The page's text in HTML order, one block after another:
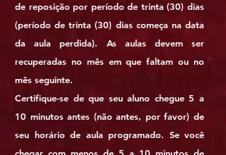
de reposição por período de trinta (30) dias
(período de trinta (30) dias começa na data
da aula perdida). As aulas devem ser
recuperadas no mês em que faltam ou no
mês seguinte.
Certifique-se de que seu aluno chegue 5 a
10 minutos antes (não antes, por favor) de
seu horário de aula programado. Se você